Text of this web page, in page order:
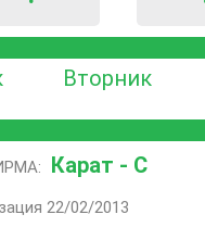
Вторник
Карат - С
22/02/2013